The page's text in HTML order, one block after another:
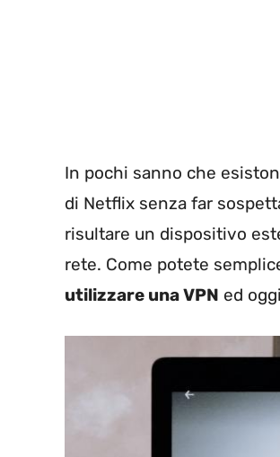
In pochi sanno che
di Netflix senza far
risultare un dispositivo
rete. Come potete
utilizzare una VPN ed